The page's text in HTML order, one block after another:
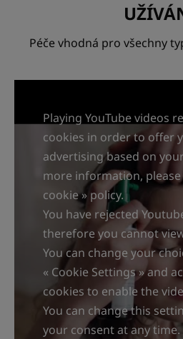
Péče vhodná pro všechny
Playing YouTube videos
cookies in order to offer
advertising based on
more information, please
cookie » policy.
You have rejected
therefore you cannot
You can change your
« Cookie Settings » and
cookies to enable the
You can change this
your consent at any time.